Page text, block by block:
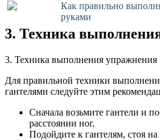
Как правильно
руками
3. Техника
3. Техника выполнения упражнения
Для правильной техники
гантелями следуйте этим
Сначала возьмите гантели и
расстоянии ног.
Подойдите к гантелям, стоя